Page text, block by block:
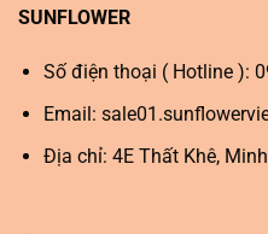
SUNFLOWER
Số điện thoại ( Hotline ):
Email:
Địa chỉ: 4E Thất Khê,